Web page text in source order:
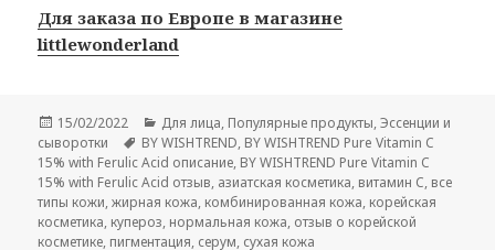
Для заказа по Европе в магазине
littlewonderland
Опубликовано
15/02/2022 Рубрики
Для лица, Популярные продукты,Эссенции и
сыворотки
Метки
BY WISHTREND, BY WISHTREND Pure Vitamin C
15% with Ferulic Acid описание, BY WISHTREND Pure Vitamin C
15% with Ferulic Acid отзыв, азиатская косметика, витамин C, все
типы кожи,жирная кожа, комбинированная кожа, корейская
косметика, купероз, нормальная кожа, отзыв о корейской
косметике, пигментация, серум, сухая кожа